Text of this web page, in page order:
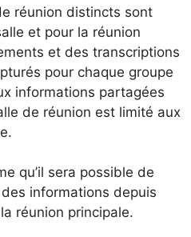
réunion distincts sont
et pour la réunion
et des transcriptions
pour chaque groupe
informations partagées
de réunion est limité aux
qu’il sera possible de
informations depuis
réunion principale.